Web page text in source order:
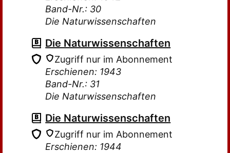
Band-Nr.: 30
Die Naturwissenschaften
Die Naturwissenschaften
Zugriff nur im Abonnement
Erschienen: 1943
Band-Nr.: 31
Die Naturwissenschaften
Die Naturwissenschaften
Zugriff nur im Abonnement
Erschienen: 1944